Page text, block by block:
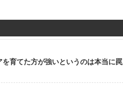
を育てた方が強いというのは本当に罠